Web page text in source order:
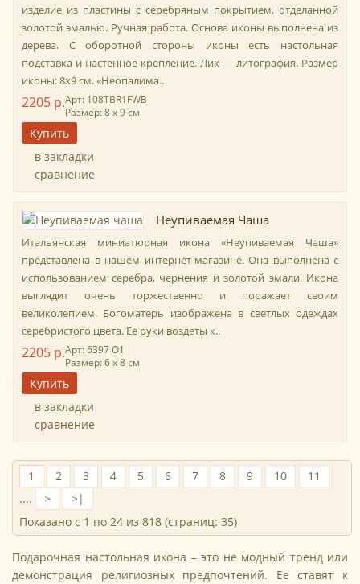
изделие из пластины с серебряным покрытием, отделанной
золотой эмалью. Ручная работа. Основа иконы выполнена из
дерева. С оборотной стороны иконы есть настольная
подставка и настенное крепление. Лик — литография. Размер
иконы: 8х9 см. «Неопалима..
2205 р.Арт: 108TBR1FWB
Размер: 8 х 9 см
в закладки
сравнение
Неупиваемая Чаша
Итальянская миниатюрная икона «Неупиваемая Чаша»
представлена в нашем интернет-магазине. Она выполнена с
использованием серебра, чернения и золотой эмали. Икона
выглядит очень торжественно и поражает своим
великолепием. Богоматерь изображена в светлых одеждах
серебристого цвета. Ее руки воздеты к..
2205 р.Арт: 6397 O1
Размер: 6 х 8 см
в закладки
сравнение
1 2 3 4 5 6 7 8 9 10
11
....
>
>|
Показано с 1 по 24 из 818 (страниц: 35)
Подарочная настольная икона – это не модный тренд или
демонстрация религиозных предпочтений. Ее ставят к